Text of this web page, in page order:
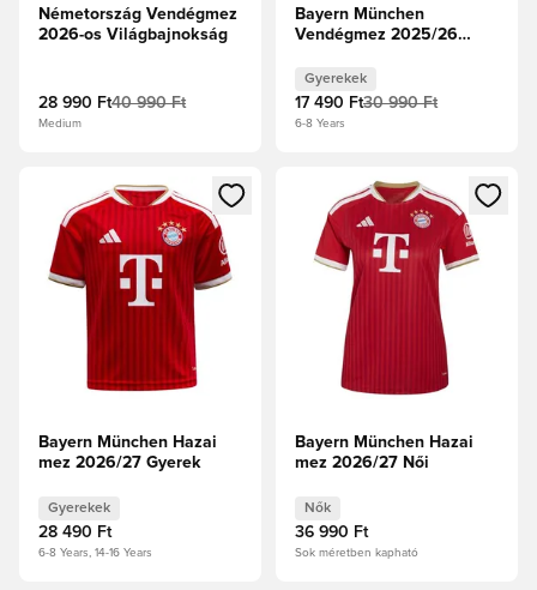
Németország Vendégmez
2026-os Világbajnokság
28 990 Ft40 990 Ft
Medium
Bayern München
Vendégmez 2025/26
Gyerekek
17 490 Ft30 990 Ft
6-8 Years
Megnyit egy modált a bejelentkezéshez vagy a tagként
Bayern München Hazai
mez 2026/27 Gyerek
Gyerekek
28 490 Ft
6-8 Years, 14-16 Years
Megnyit egy modált a
Bayern München Hazai
mez 2026/27 Női
Nők
36 990 Ft
Sok méretben kapható